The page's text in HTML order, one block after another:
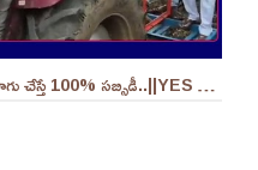
హరిత గోపాల పథకం ద్వారా పశుగ్రాసం సాగు చేస్తే 100% సబ్సిడీ..||YES 9TV